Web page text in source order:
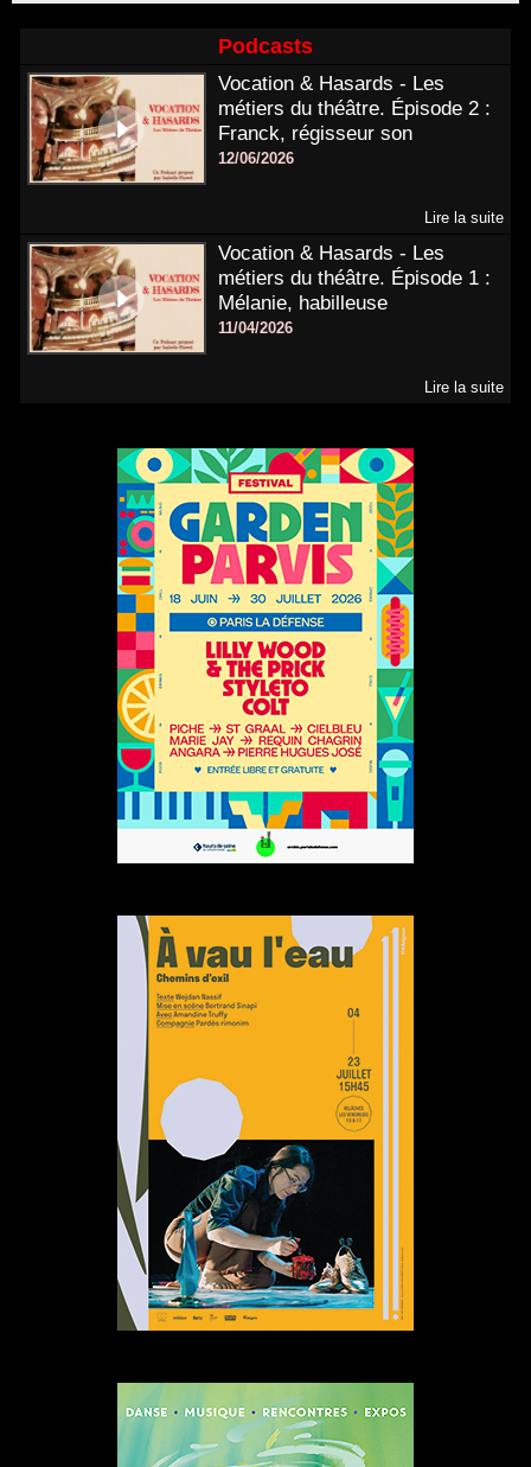
Podcasts
Vocation & Hasards - Les
métiers du théâtre. Épisode 2 :
Franck, régisseur son
12/06/2026
Lire la suite
Vocation & Hasards - Les
métiers du théâtre. Épisode 1 :
Mélanie, habilleuse
11/04/2026
Lire la suite